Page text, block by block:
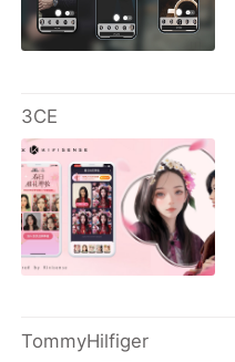
3CE
TommyHilfiger